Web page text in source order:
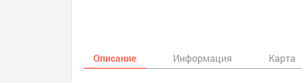
Описание Информация Карта